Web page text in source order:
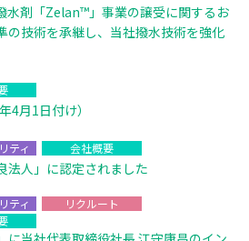
水剤「Zelan™」事業の譲受に関するお
技術を承継し、当社撥水技術を強化
4月1日付け）
ティ 会社概要
法人」に認定されました
ティ
リクルート